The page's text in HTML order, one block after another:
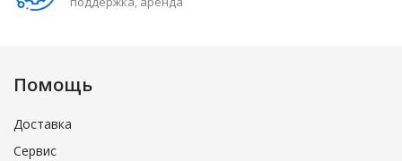
Помощь
Доставка
Сервис